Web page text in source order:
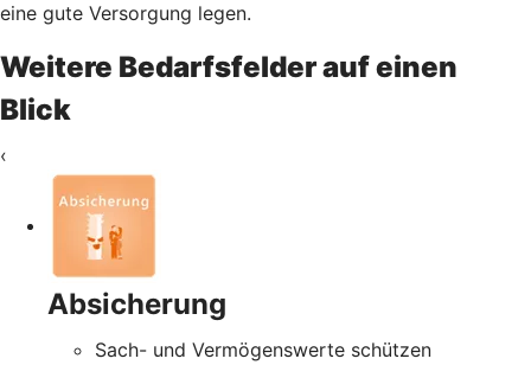
eine gute Versorgung legen.
Weitere Bedarfsfelder auf einen
Blick
‹
Absicherung
Sach- und Vermögenswerte schützen